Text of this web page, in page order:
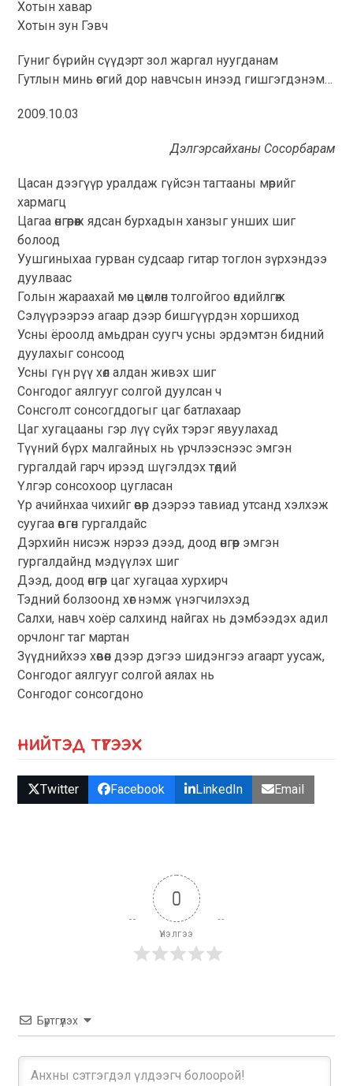
Хотын хавар
Хотын зун Гэвч
Гуниг бүрийн сүүдэрт зол жаргал нуугданам
Гутлын минь өсгий дор навчсын инээд гишгэгдэнэм…
2009.10.03
Дэлгэрсайханы Сосорбарам
Цасан дээгүүр уралдаж гүйсэн тагтааны мөрийг
хармагц
Цагаа өнгөрөөж ядсан бурхадын ханзыг унших шиг
болоод
Уушгиныхаа гурван судсаар гитар тоглон зүрхэндээ
дуулваас
Голын жараахай мөс цөмлөн толгойгоо өндийлгөж
Сэлүүрээрээ агаар дээр бишгүүрдэн хоршиход
Усны ёроолд амьдран суугч усны эрдэмтэн бидний
дуулахыг сонсоод
Усны гүн рүү хөл алдан живэх шиг
Сонгодог аялгууг солгой дуулсан ч
Сонсголт сонсогддогыг цаг батлахаар
Цаг хугацааны гэр лүү сүйх тэрэг явуулахад
Түүний бүрх малгайных нь үрчлээснээс эмгэн
гургалдай гарч ирээд шүгэлдэх төдий
Үлгэр сонсохоор цугласан
Үр ачийнхаа чихийг өвөр дээрээ тавиад утсанд хэлхэж
суугаа өвгөн гургалдайс
Дэрхийн нисэж нэрээ дээд, доод өнгөөр эмгэн
гургалдайнд мэдүүлэх шиг
Дээд, доод өнгөөр цаг хугацаа хурхирч
Тэдний болзоонд хөг нэмж үнэгчилэхэд
Салхи, навч хоёр салхинд найгах нь дэмбээдэх адил
орчлонг таг мартан
Зүүднийхээ хөвөөн дээр дэгээ шидэнгээ агаарт уусаж,
Сонгодог аялгууг солгой аялах нь
Сонгодог сонсогдоно
НИЙТЭД ТҮГЭЭХ
Twitter Facebook LinkedIn Email
0
Үнэлгээ
Бүртгүүлэх